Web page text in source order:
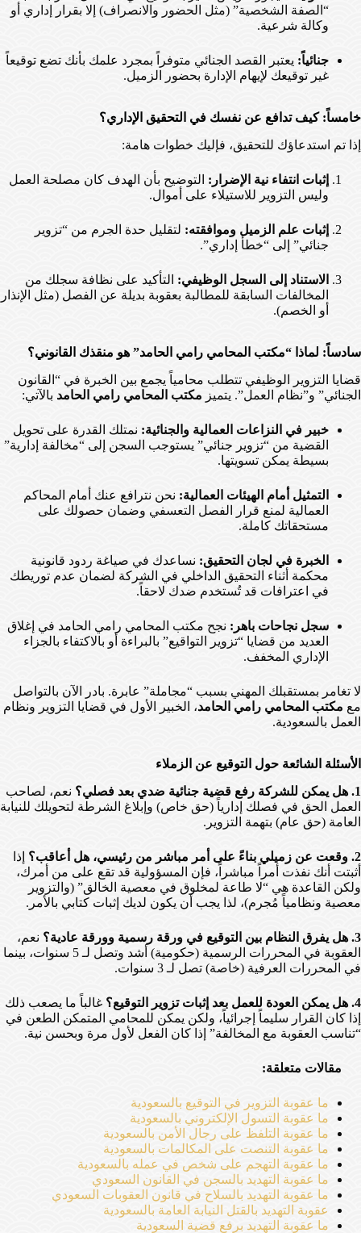
“الصفة الشخصية” (مثل الحضور والانصراف) إلا بقرار إداري أو
وكالة شرعية.
جنائياً: يعتبر القصد الجنائي متوفراً بمجرد علمك بأنك تضع توقيعاً
غير توقيعك لإيهام الإدارة بحضور الزميل.
خامساً: كيف تدافع عن نفسك في التحقيق الإداري؟
إذا تم استدعاؤك للتحقيق، فإليك خطوات هامة:
إثبات انتفاء نية الإضرار: التوضيح بأن الهدف كان مصلحة العمل
وليس التزوير للاستيلاء على أموال.
إثبات علم الزميل وموافقته: لتقليل حدة الجرم من “تزوير
جنائي” إلى “خطأ إداري”.
الاستناد إلى السجل الوظيفي: التأكيد على نظافة سجلك من
المخالفات السابقة للمطالبة بعقوبة بديلة عن الفصل (مثل الإنذار
أو الخصم).
سادساً: لماذا “مكتب المحامي رامي الحامد” هو منقذك القانوني؟
قضايا التزوير الوظيفي تتطلب محامياً يجمع بين الخبرة في “القانون
الجنائي” و”نظام العمل”. يتميز مكتب المحامي رامي الحامد بالآتي:
خبير في النزاعات العمالية والجنائية: نمتلك القدرة على تحويل
القضية من “تزوير جنائي” يستوجب السجن إلى “مخالفة إدارية”
بسيطة يمكن تسويتها.
التمثيل أمام الهيئات العمالية: نحن نترافع عنك أمام المحاكم
العمالية لمنع قرار الفصل التعسفي وضمان حصولك على
مستحقاتك كاملة.
الخبرة في لجان التحقيق: نساعدك في صياغة ردود قانونية
محكمة أثناء التحقيق الداخلي في الشركة لضمان عدم توريطك
في اعترافات قد تُستخدم ضدك لاحقاً.
سجل نجاحات باهر: نجح مكتب المحامي رامي الحامد في إغلاق
العديد من قضايا “تزوير التواقيع” بالبراءة أو بالاكتفاء بالجزاء
الإداري المخفف.
لا تغامر بمستقبلك المهني بسبب “مجاملة” عابرة. بادر الآن بالتواصل
مع مكتب المحامي رامي الحامد، الخبير الأول في قضايا التزوير ونظام
العمل بالسعودية.
الأسئلة الشائعة حول التوقيع عن الزملاء
1. هل يمكن للشركة رفع قضية جنائية ضدي بعد فصلي؟
نعم، لصاحب
العمل الحق في فصلك إدارياً (حق خاص) وإبلاغ الشرطة لتحويلك للنيابة
العامة (حق عام) بتهمة التزوير.
2. وقعت عن زميلي بناءً على أمر مباشر من رئيسي، هل أعاقب؟
إذا
أثبتت أنك نفذت أمراً مباشراً، فإن المسؤولية قد تقع على من أمرك،
ولكن القاعدة هي “لا طاعة لمخلوق في معصية الخالق” (والتزوير
معصية ونظامياً مُجرم)، لذا يجب أن يكون لديك إثبات كتابي بالأمر.
3. هل يفرق النظام بين التوقيع في ورقة رسمية وورقة عادية؟
نعم،
العقوبة في المحررات الرسمية (حكومية) أشد وتصل لـ 5 سنوات، بينما
في المحررات العرفية (خاصة) تصل لـ 3 سنوات.
4. هل يمكن العودة للعمل بعد إثبات تزوير التوقيع؟
غالباً ما يصعب ذلك
إذا كان القرار سليماً إجرائياً، ولكن يمكن للمحامي المتمكن الطعن في
“تناسب العقوبة مع المخالفة” إذا كان الفعل لأول مرة وبحسن نية.
مقالات متعلقة:
ما عقوبة التزوير في التوقيع بالسعودية
ما عقوبة التسول الإلكتروني بالسعودية
ما عقوبة التلفظ على رجال الأمن بالسعودية
ما عقوبة التنصت على المكالمات بالسعودية
ما عقوبة التهجم على شخص في عمله بالسعودية
ما عقوبة التهديد بالسجن في القانون السعودي
ما عقوبة التهديد بالسلاح في قانون العقوبات السعودي
عقوبة التهديد بالقتل النيابة العامة بالسعودية
ما عقوبة التهديد برفع قضية السعودية